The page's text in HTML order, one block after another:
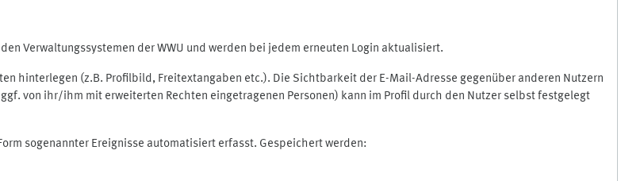
Verwaltungssystemen der WWU und werden bei jedem erneuten Login aktualisiert.
hinterlegen (z.B. Profilbild, Freitextangaben etc.). Die Sichtbarkeit der E-Mail-Adresse gegenüber anderen Nutzern
von ihr/ihm mit erweiterten Rechten eingetragenen Personen) kann im Profil durch den Nutzer selbst festgelegt
sogenannter Ereignisse automatisiert erfasst. Gespeichert werden: